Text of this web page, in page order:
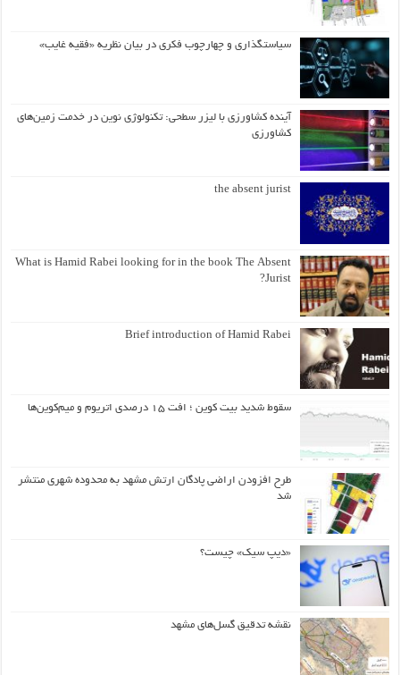
سیاستگذاری و چهارچوب فکری در بیان نظریه «فقیه غایب»
آینده کشاورزی با لیزر سطحی: تکنولوژی نوین در خدمت زمین‌های
کشاورزی
the absent jurist
What is Hamid Rabei looking for in the book The Absent
Jurist?
Brief introduction of Hamid Rabei
سقوط شدید بیت کوین ؛ افت ۱۵ درصدی اتریوم و میم‌کوین‌ها
طرح افزودن اراضی پادگان ارتش مشهد به محدوده شهری منتشر
شد
«دیپ سیک» چیست؟
نقشه تدقیق گسل‌های مشهد